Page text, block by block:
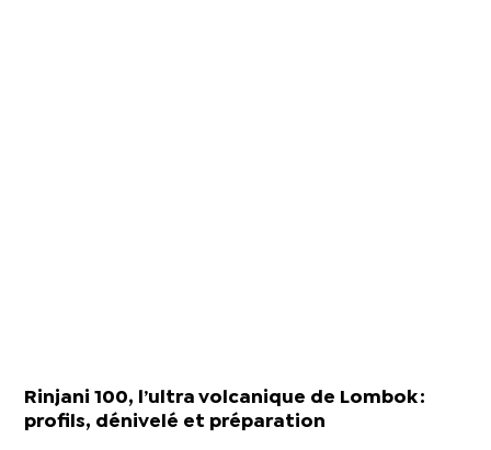
Rinjani 100, l’ultra volcanique de Lombok :
profils, dénivelé et préparation